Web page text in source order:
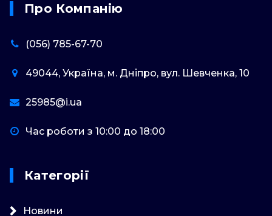
Про Компанію
(056) 785-67-70
49044, Україна, м. Дніпро, вул. Шевченка, 10
25985@i.ua
Час роботи з 10:00 до 18:00
Категорії
Новини